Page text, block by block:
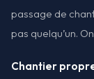
passage de
pas quelqu’un.
Chantier